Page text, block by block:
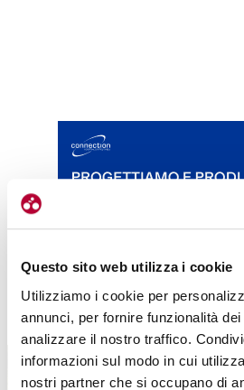
Questo sito web utilizza i cookie
Utilizziamo i cookie per
annunci, per fornire funzionalità
analizzare il nostro traffico.
informazioni sul modo in cui
nostri partner che si occupano di
TUTTE LE CATEGORIE DEL